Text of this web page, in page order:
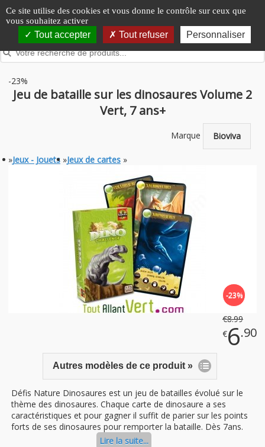
Panneau de gestion des cookies
Ce site utilise des cookies et vous donne le contrôle sur ceux que
vous souhaitez activer
Tout accepter Tout refuser Personnaliser
-23%
Jeu de bataille sur les dinosaures Volume 2
Vert, 7 ans+
Marque Bioviva
»Jeux - Jouets »Jeux de cartes »
-23%
€8.99
€6.90
Autres modèles de ce produit »
Défis Nature Dinosaures est un jeu de batailles évolué sur le
thème des dinosaures. Chaque carte de dinosaure a ses
caractéristiques et pour gagner il suffit de parier sur les points
forts de ses dinosaures pour remporter la bataille. Dès 7ans.
Lire la suite...